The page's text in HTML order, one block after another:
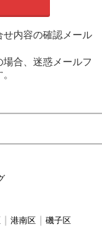
内容の確認メール
合、迷惑メールフ
港南区 磯子区